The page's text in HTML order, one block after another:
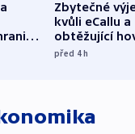
Zbytečné
kvůli eCallu a
obtěžující
zdržují
před 4h